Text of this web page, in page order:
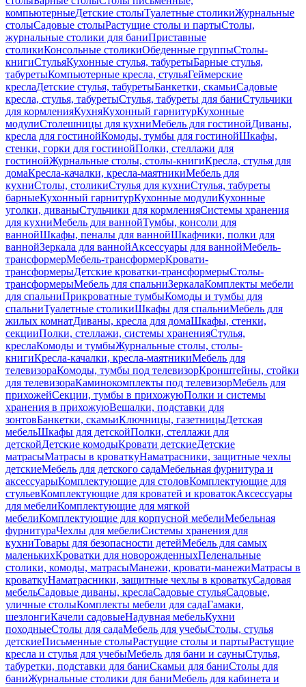
компьютерныеДетские столыТуалетные столикиЖурнальные
столыСадовые столыРастущие столы и партыСтолы,
журнальные столики для баниПриставные
столикиКонсольные столикиОбеденные группыСтолы-
книгиСтульяКухонные стулья, табуретыБарные стулья,
табуретыКомпьютерные кресла, стульяГеймерские
креслаДетские стулья, табуретыБанкетки, скамьиСадовые
кресла, стулья, табуретыСтулья, табуреты для баниСтульчики
для кормленияКухняКухонный гарнитурКухонные
модулиСтолешницы для кухниМебель для гостинойДиваны,
кресла для гостинойКомоды, тумбы для гостинойШкафы,
стенки, горки для гостинойПолки, стеллажи для
гостинойЖурнальные столы, столы-книгиКресла, стулья для
домаКресла-качалки, кресла-маятникиМебель для
кухниСтолы, столикиСтулья для кухниСтулья, табуреты
барныеКухонный гарнитурКухонные модулиКухонные
уголки, диваныСтульчики для кормленияСистемы хранения
для кухниМебель для ваннойТумбы, консоли для
ваннойШкафы, пеналы для ваннойШкафчики, полки для
ваннойЗеркала для ваннойАксессуары для ваннойМебель-
трансформерМебель-трансформерКровати-
трансформерыДетские кроватки-трансформерыСтолы-
трансформерыМебель для спальниЗеркалаКомплекты мебели
для спальниПрикроватные тумбыКомоды и тумбы для
спальниТуалетные столикиШкафы для спальниМебель для
жилых комнатДиваны, кресла для домаШкафы, стенки,
секцииПолки, стеллажи, системы храненияСтулья,
креслаКомоды и тумбыЖурнальные столы, столы-
книгиКресла-качалки, кресла-маятникиМебель для
телевизораКомоды, тумбы под телевизорКронштейны, стойки
для телевизораКаминокомплекты под телевизорМебель для
прихожейСекции, тумбы в прихожуюПолки и системы
хранения в прихожуюВешалки, подставки для
зонтовБанкетки, скамьиКлючницы, газетницыДетская
мебельШкафы для детскойПолки, стеллажи для
детскойДетские комодыКровати детскиеДетские
матрасыМатрасы в кроваткуНаматрасники, защитные чехлы
детскиеМебель для детского садаМебельная фурнитура и
аксессуарыКомплектующие для столовКомплектующие для
стульевКомплектующие для кроватей и кроватокАксессуары
для мебелиКомплектующие для мягкой
мебелиКомплектующие для корпусной мебелиМебельная
фурнитураЧехлы для мебелиСистемы хранения для
кухниТовары для безопасности детейМебель для самых
маленькихКроватки для новорожденныхПеленальные
столики, комоды, матрасыМанежи, кровати-манежиМатрасы в
кроваткуНаматрасники, защитные чехлы в кроваткуСадовая
мебельСадовые диваны, креслаСадовые стульяСадовые,
уличные столыКомплекты мебели для садаГамаки,
шезлонгиКачели садовыеНадувная мебельКухни
походныеСтолы для садаМебель для учебыСтолы, стулья
детскиеПисьменные столыРастущие столы и партыРастущие
кресла и стулья для учебыМебель для бани и сауныСтулья,
табуретки, подставки для баниСкамьи для баниСтолы для
баниЖурнальные столики для баниМебель для кабинета и